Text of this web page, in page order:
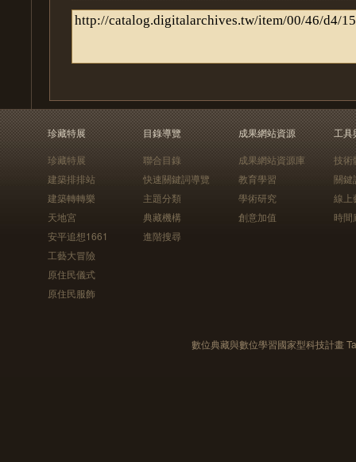
珍藏特展
珍藏特展
建築排排站
建築轉轉樂
天地宮
安平追想1661
工藝大冒險
原住民儀式
原住民服飾
目錄導覽
聯合目錄
快速關鍵詞導覽
主題分類
典藏機構
進階搜尋
成果網站資源
成果網站資源庫
教育學習
學術研究
創意加值
工具
技術
關鍵
線上
時間
數位典藏與數位學習國家型科技計畫